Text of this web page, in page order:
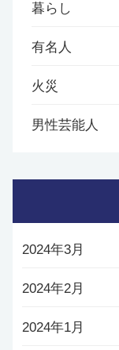
暮らし
有名人
火災
男性芸能人
2024年3月
2024年2月
2024年1月